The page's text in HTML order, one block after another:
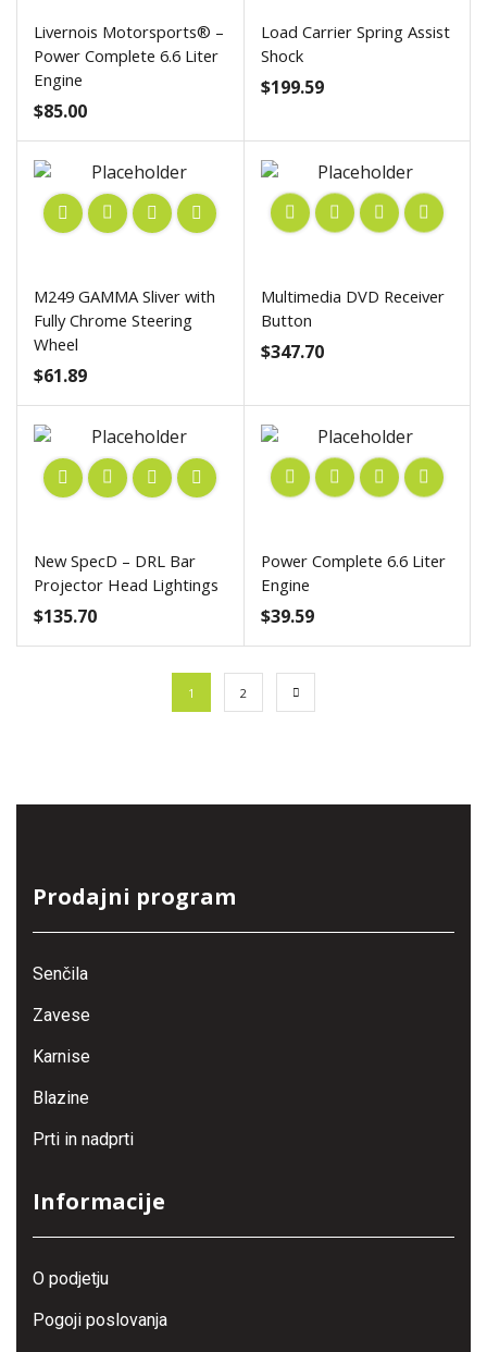
Livernois Motorsports® –
Power Complete 6.6 Liter
Engine
$85.00
Load Carrier Spring Assist
Shock
$199.59
M249 GAMMA Sliver with
Fully Chrome Steering
Wheel
$61.89
Multimedia DVD Receiver
Button
$347.70
New SpecD – DRL Bar
Projector Head Lightings
$135.70
Power Complete 6.6 Liter
Engine
$39.59
1 2
Prodajni program
Senčila
Zavese
Karnise
Blazine
Prti in nadprti
Informacije
O podjetju
Pogoji poslovanja